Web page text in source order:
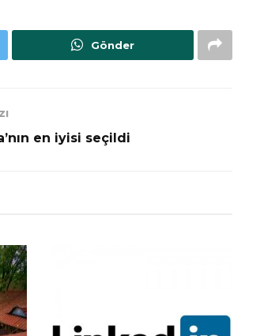
Gönder
en iyisi seçildi